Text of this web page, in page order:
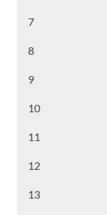
7
8
9
10
11
12
13